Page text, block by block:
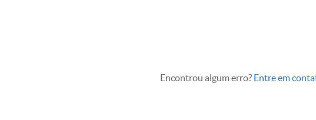
Encontrou algum erro? Entre em